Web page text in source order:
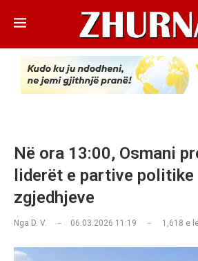
Në ora 13:00, Osmani
liderët e partive politike
zgjedhjeve
Nga D. V. 06.03.2026 11:19 1,618 e